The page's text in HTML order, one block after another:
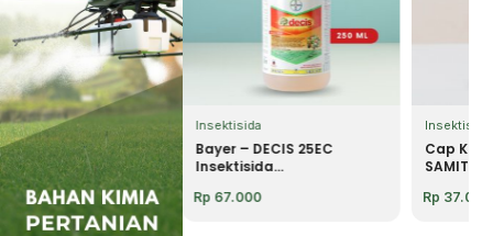
– GRAMOXONE
Insektisida
Bayer – DECIS 25EC
Insektisida...
Rp 67.000
Insektisida
Cap
SAMITE...
Rp 37.000